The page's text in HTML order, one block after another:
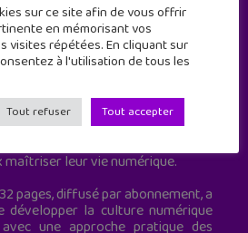
premier site de culture numérique
adolescents.
aussi le premier magazine
maîtriser leur vie numérique.
pages, diffusé par abonnement, a
développer la culture numérique
une approche pratique des
sur ce site afin de vous offrir
en mémorisant vos
visites répétées. En cliquant sur
à l'utilisation de tous les
Tout refuser Tout accepter